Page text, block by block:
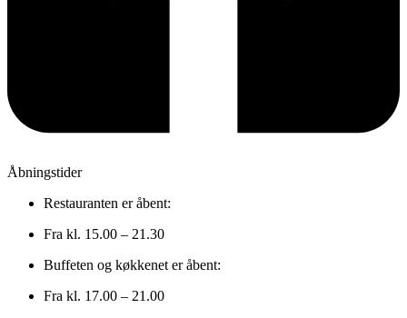
Åbningstider
Restauranten er åbent:
Fra kl. 15.00 – 21.30
Buffeten og køkkenet er åbent:
Fra kl. 17.00 – 21.00